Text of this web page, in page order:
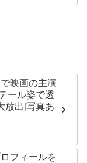
映画の主演
ール姿で透
放出[写真あ
フィールを